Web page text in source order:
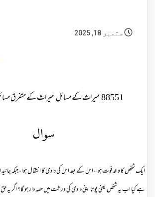
ستمبر 18, 2025
88551میراث کے مسائلمیراث کے متفرق
سوال
ایک شخص کا والد فوت ہوا، اس کے بعد اس کی دادی کا انتقال ہوا، جبکہ
ہے کیا اب یہ شخص یعنی پوتا اپنی دادی کی وراثت میں حصہ دار ہو گا؟ اگر یہ